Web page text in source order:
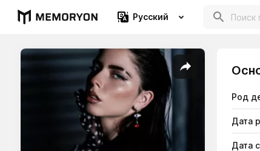
Русский
Род
Дата
Дата